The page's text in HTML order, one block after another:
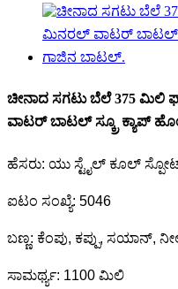
ಚೀನಾದ ಸಗಟು ಬೆಲೆ 375 ಮಿಲಿ
ವಾಟರ್ ಬಾಟಲ್ ಸ್ಕ್ರೂ ಕ್ಯಾಪ್
ಹೆಸರು: ಯು ಸ್ಟೈಲ್ ಕೂಲ್
ಐಟಂ ಸಂಖ್ಯೆ: 5046
ಬಣ್ಣ: ಕೆಂಪು, ಕಪ್ಪು, ಸಯಾನ್,
ಸಾಮರ್ಥ್ಯ: 1100 ಮಿಲಿ